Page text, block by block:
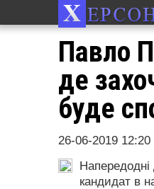
Павло
де
буде
26-06-2019 12:20
Напередодні
кандидат в